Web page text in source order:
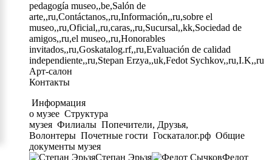
pedagogía museo,,be,Salón de
arte,,ru,Contáctanos,,ru,Información,,ru,sobre el
museo,,ru,Oficial,,ru,caras,,ru,Sucursal,,kk,Sociedad de
amigos,,ru,el museo,,ru,Honorables
invitados,,ru,Goskatalog.rf,,ru,Evaluación de calidad
independiente,,ru,Stepan Erzya,,uk,Fedot Sychkov,,ru,I.K,,ru
Арт-салон
Контакты
Информация
о музее Структура
музея Филиалы Попечители, Друзья,
Волонтеры Почетные гости Госкаталог.рф Общие
документы музея
Степан Эрьзя
Федот